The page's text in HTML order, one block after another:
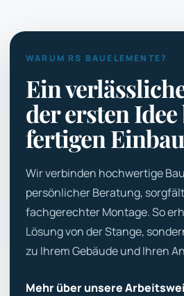
WARUM RS BAUELEMENTE?
Ein
der ersten
fertigen
Wir verbinden hochwertige
persönlicher Beratung,
fachgerechter Montage. So
Lösung von der Stange,
zu Ihrem Gebäude und Ihren
Mehr über unsere